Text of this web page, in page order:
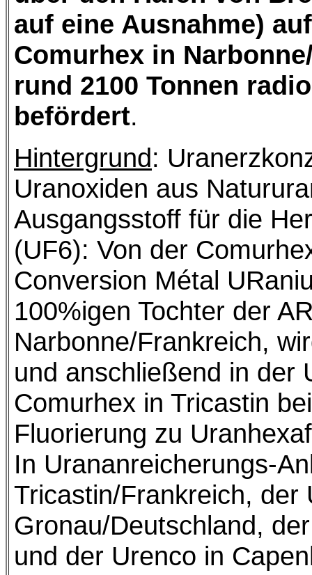
auf eine Ausnahme)
Comurhex in
rund 2100 Tonnen
befördert.
Hintergrund:
Uranoxiden aus
Ausgangsstoff für die
(UF6): Von der
Conversion Métal
100%igen Tochter der
Narbonne/Frankreich,
und anschließend in der
Comurhex in Tricastin
Fluorierung zu
In Urananreicherungs-
Tricastin/Frankreich, der
Gronau/Deutschland,
und der Urenco in